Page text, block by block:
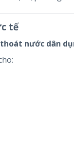
tế
nước dân